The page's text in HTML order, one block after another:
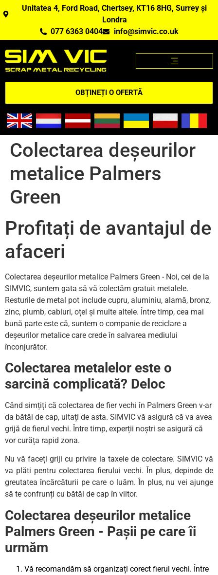
Unitatea 4, Ford Road, Chertsey, KT16 8HG, Surrey și
Londra
077 6363 0404
info@simvic.co.uk
OBȚINEȚI O OFERTĂ
Colectarea deșeurilor
metalice Palmers
Green
Profitați de avantajul de
afaceri
Colectarea deșeurilor metalice Palmers Green - Noi, cei de la
SIMVIC, suntem gata să vă colectăm gratuit metalele.
Resturile de metal pot include cupru, aluminiu, alamă, bronz,
zinc, plumb, cabluri, oțel și multe altele. Între timp, cea mai
bună parte este că, suntem o companie de reciclare a
deșeurilor metalice care crede în salvarea mediului
înconjurător.
Colectarea metalelor este o
sarcină complicată? Deloc
Când simțiți că colectarea de fier vechi în Palmers Green v-ar
da bătăi de cap, uitați de asta. SIMVIC vă asigură că va avea
grijă de fierul vechi. Între timp, experții noștri se asigură că
vor curăța rapid zona.
Nu vă faceți griji cu privire la taxele de colectare. SIMVIC vă
va plăti pentru colectarea fierului vechi. În plus, depinde de
greutatea încărcăturii pe care o luăm. În plus, nu vei ajunge
să te confrunți cu bătăi de cap în viitor.
Colectarea deșeurilor metalice
Palmers Green - Pașii pe care îi
urmăm
Vă recomandăm să organizați corect fierul vechi. Între